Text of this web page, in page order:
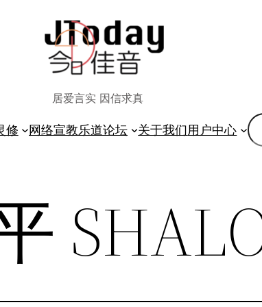
居爱言实 因信求真
修 网络宣教乐道论坛 关于我们用户中心
搜
索